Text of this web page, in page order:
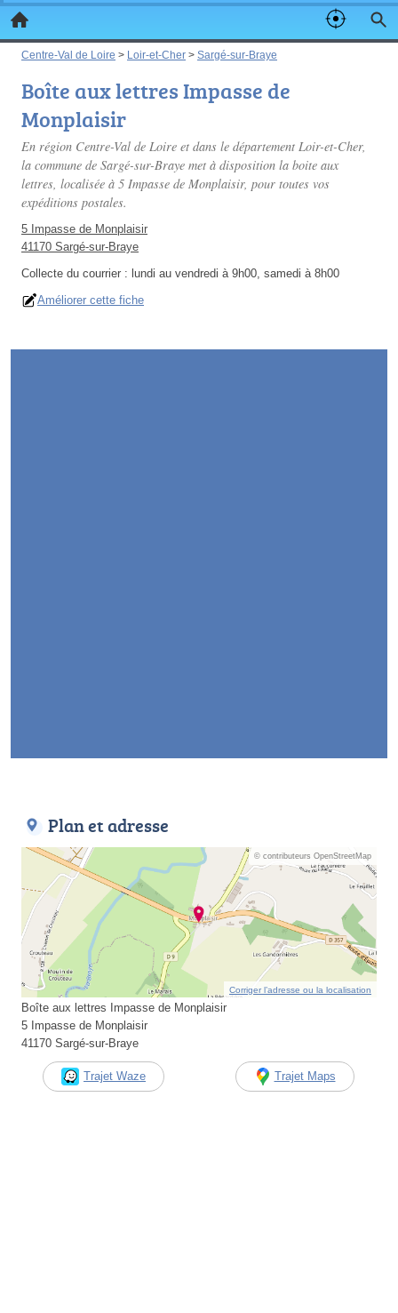
Centre-Val de Loire > Loir-et-Cher > Sargé-sur-Braye
Boîte aux lettres Impasse de
Monplaisir
En région Centre-Val de Loire et dans le département Loir-et-Cher,
la commune de Sargé-sur-Braye met à disposition la boite aux
lettres, localisée à 5 Impasse de Monplaisir, pour toutes vos
expéditions postales.
5 Impasse de Monplaisir
41170 Sargé-sur-Braye
Collecte du courrier : lundi au vendredi à 9h00, samedi à 8h00
Améliorer cette fiche
Plan et adresse
© contributeurs OpenStreetMap
Corriger l’adresse ou la localisation
Boîte aux lettres Impasse de Monplaisir
5 Impasse de Monplaisir
41170 Sargé-sur-Braye
Trajet Waze Trajet Maps